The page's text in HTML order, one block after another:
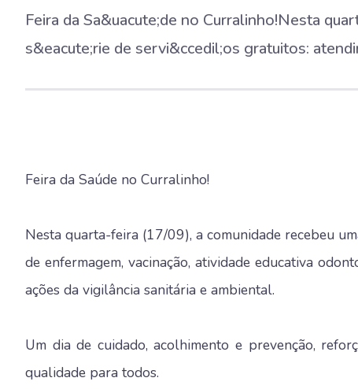
Feira da Sa&uacute;de no Curralinho!Nesta
s&eacute;rie de servi&ccedil;os gratuitos:
Feira da Saúde no Curralinho!
Nesta quarta-feira (17/09), a comunidade recebeu
de enfermagem, vacinação, atividade educativa
ações da vigilância sanitária e ambiental.
Um dia de cuidado, acolhimento e prevenção,
qualidade para todos.